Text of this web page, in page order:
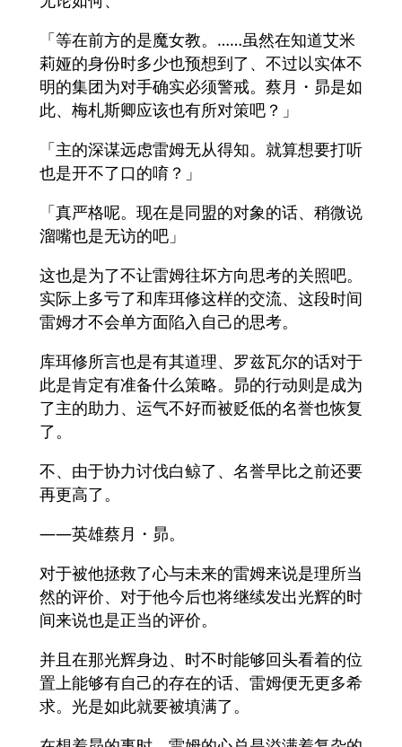
「等在前方的是魔女教。……虽然在知道艾米
莉娅的身份时多少也预想到了、不过以实体不
明的集团为对手确实必须警戒。蔡月・昴是如
此、梅札斯卿应该也有所对策吧？」
「主的深谋远虑雷姆无从得知。就算想要打听
也是开不了口的唷？」
「真严格呢。现在是同盟的对象的话、稍微说
溜嘴也是无访的吧」
这也是为了不让雷姆往坏方向思考的关照吧。
实际上多亏了和库珥修这样的交流、这段时间
雷姆才不会单方面陷入自己的思考。
库珥修所言也是有其道理、罗兹瓦尔的话对于
此是肯定有准备什么策略。昴的行动则是成为
了主的助力、运气不好而被贬低的名誉也恢复
了。
不、由于协力讨伐白鲸了、名誉早比之前还要
再更高了。
――英雄蔡月・昴。
对于被他拯救了心与未来的雷姆来说是理所当
然的评价、对于他今后也将继续发出光辉的时
间来说也是正当的评价。
并且在那光辉身边、时不时能够回头看着的位
置上能够有自己的存在的话、雷姆便无更多希
求。光是如此就要被填满了。